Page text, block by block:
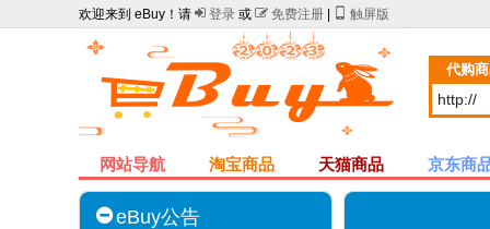
欢迎来到 eBuy！请  登录 或  免费注册 触屏版
代购
网站导航 淘宝商品 天猫商品 京东商
eBuy公告